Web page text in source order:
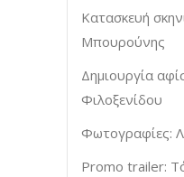
Κατασκευή
Μπουρούνης
Δημιουργία
Φιλοξενίδου
Φωτογραφίες:
Promo trailer: